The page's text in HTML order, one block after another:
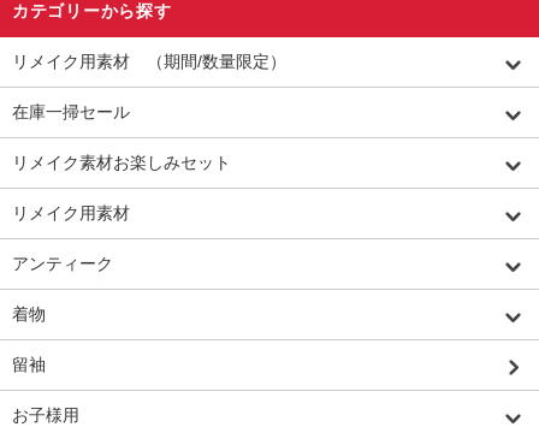
カテゴリーから探す
リメイク用素材 （期間/数量限定）
在庫一掃セール
リメイク素材お楽しみセット
リメイク用素材
アンティーク
着物
留袖
お子様用